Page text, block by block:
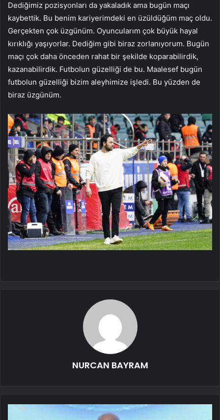
Dediğimiz pozisyonları da yakaladık ama bugün maçı
kaybettik. Bu benim kariyerimdeki en üzüldüğüm maç oldu.
Gerçekten çok üzgünüm. Oyuncularım çok büyük hayal
kırıklığı yaşıyorlar. Dediğim gibi biraz zorlanıyorum. Bugün
maçı çok daha önceden rahat bir şekilde koparabilirdik,
kazanabilirdik. Futbolun güzelliği de bu. Maalesef bugün
futbolun güzelliği bizim aleyhimize işledi. Bu yüzden de
biraz üzgünüm.
NURCAN BAYRAM